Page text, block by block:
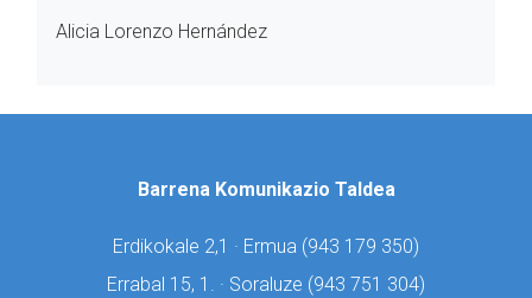
Alicia Lorenzo Hernández
Barrena Komunikazio Taldea
Erdikokale 2,1 · Ermua (943 179 350)
Errabal 15, 1. · Soraluze (943 751 304)